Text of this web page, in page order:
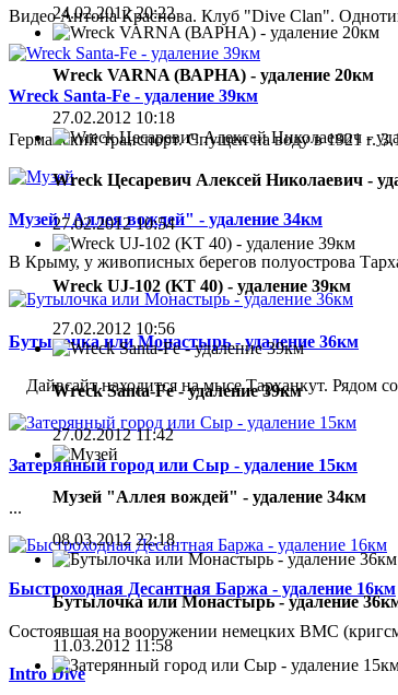
Видео Антона Краснова. Клуб "Dive Clan".
Wreck Santa-Fe - удаление 39км
Германский транспорт. Спущен на воду в 1921 г.
Музей "Аллея вождей" - удаление 34км
В Крыму, у живописных берегов полуострова
Бутылочка или Монастырь - удаление 36км
Дайвсайт находится на мысе Тарханкут. Рядом
Затерянный город или Сыр - удаление 15км
...
Быстроходная Десантная Баржа - удаление 16км
Cостоявшая на вооружении немецких ВМС
Intro Dive
24.02.2012 20:22
Wreck VARNA (ВАРНА) - удаление 20км
27.02.2012 10:18
Wreck Цесаревич Алексей Николаевич -
27.02.2012 10:54
Wreck UJ-102 (KT 40) - удаление 39км
27.02.2012 10:56
Wreck Santa-Fe - удаление 39км
27.02.2012 11:42
Музей "Аллея вождей" - удаление 34км
08.03.2012 22:18
Бутылочка или Монастырь - удаление
11.03.2012 11:58